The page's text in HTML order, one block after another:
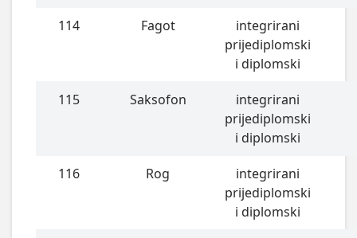
114 Fagot
integrirani
prijediplomski
i diplomski
115 Saksofon
integrirani
prijediplomski
i diplomski
116 Rog
integrirani
prijediplomski
i diplomski